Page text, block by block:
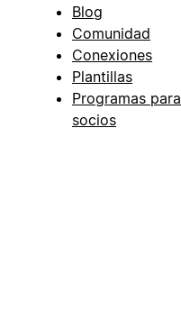
Blog
Comunidad
Conexiones
Plantillas
Programas para
socios